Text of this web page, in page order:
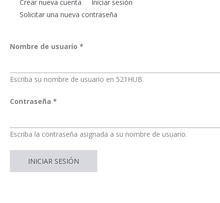
Solapas principales
Crear nueva cuenta Iniciar sesión
Solicitar una nueva contraseña
Nombre de usuario *
Escriba su nombre de usuario en 521HUB.
Contraseña *
Escriba la contraseña asignada a su nombre de usuario.